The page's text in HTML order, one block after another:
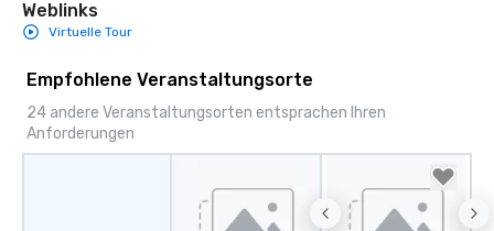
Weblinks
Virtuelle Tour
Empfohlene Veranstaltungsorte
24 andere Veranstaltungsorten entsprachen Ihren
Anforderungen